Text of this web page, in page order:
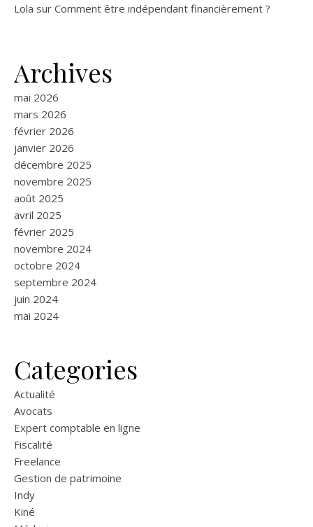
Lola sur Comment être indépendant financièrement ?
Archives
mai 2026
mars 2026
février 2026
janvier 2026
décembre 2025
novembre 2025
août 2025
avril 2025
février 2025
novembre 2024
octobre 2024
septembre 2024
juin 2024
mai 2024
Categories
Actualité
Avocats
Expert comptable en ligne
Fiscalité
Freelance
Gestion de patrimoine
Indy
Kiné